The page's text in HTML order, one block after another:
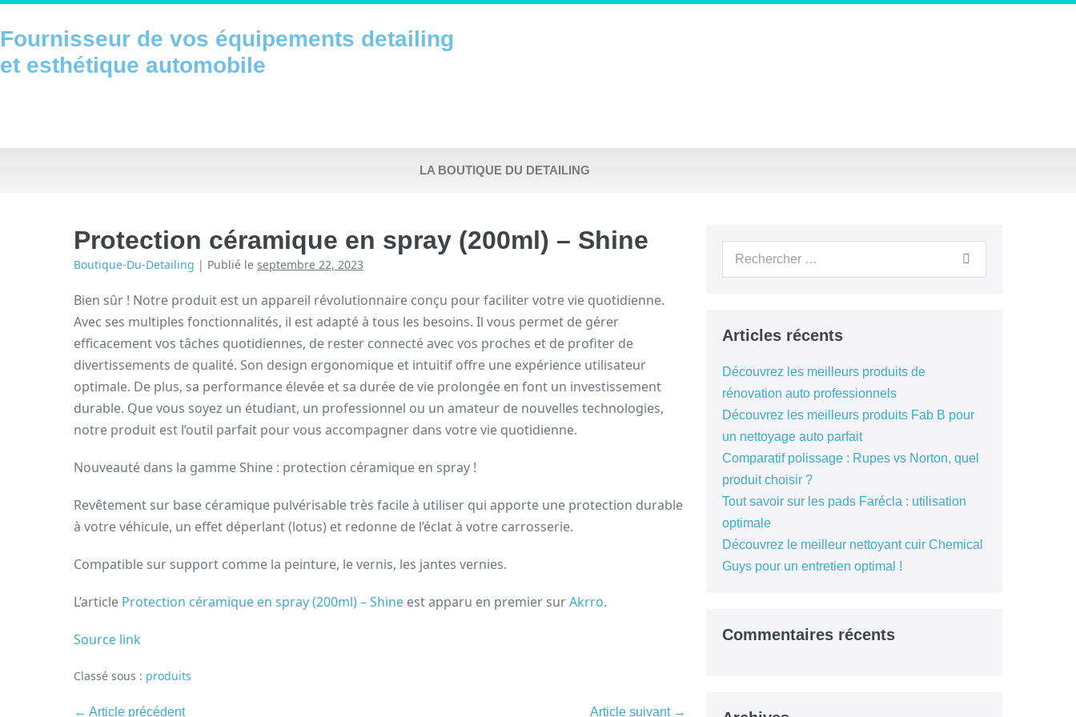
au
Fournisseur de vos équipements detailing
et esthétique automobile
LA BOUTIQUE DU DETAILING
Protection céramique en spray (200ml) – Shine
Boutique-Du-Detailing | Publié le septembre 22, 2023
Bien sûr ! Notre produit est un appareil révolutionnaire conçu pour faciliter votre vie quotidienne.
Avec ses multiples fonctionnalités, il est adapté à tous les besoins. Il vous permet de gérer
efficacement vos tâches quotidiennes, de rester connecté avec vos proches et de profiter de
divertissements de qualité. Son design ergonomique et intuitif offre une expérience utilisateur
optimale. De plus, sa performance élevée et sa durée de vie prolongée en font un investissement
durable. Que vous soyez un étudiant, un professionnel ou un amateur de nouvelles technologies,
notre produit est l’outil parfait pour vous accompagner dans votre vie quotidienne.
Nouveauté dans la gamme Shine : protection céramique en spray !
Revêtement sur base céramique pulvérisable très facile à utiliser qui apporte une protection durable
à votre véhicule, un effet déperlant (lotus) et redonne de l’éclat à votre carrosserie.
Compatible sur support comme la peinture, le vernis, les jantes vernies.
L’article Protection céramique en spray (200ml) – Shine est apparu en premier surAkrro.
Source link
Classé sous : produits
Navigation
← Article précédent Article suivant →
Recherche
Articles récents
Découvrez les meilleurs produits de
rénovation auto professionnels
Découvrez les meilleurs produits Fab B pour
un nettoyage auto parfait
Comparatif polissage : Rupes vs Norton, quel
produit choisir ?
Tout savoir sur les pads Farécla : utilisation
optimale
Découvrez le meilleur nettoyant cuir Chemical
Guys pour un entretien optimal !
Commentaires récents